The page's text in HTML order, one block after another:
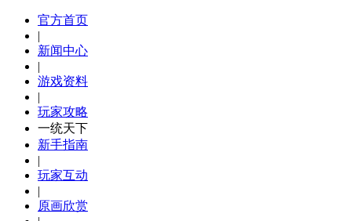
官方首页
|
新闻中心
|
游戏资料
|
玩家攻略
一统天下
新手指南
|
玩家互动
|
原画欣赏